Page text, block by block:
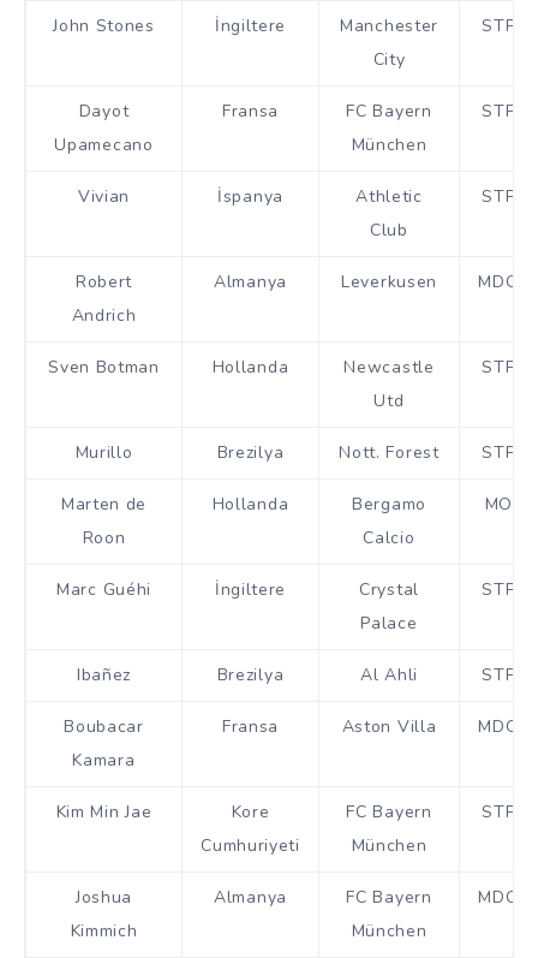
John Stones İngiltere
Manchester
City
STP
Dayot
Upamecano
Fransa
FC Bayern
München
STP
Vivian İspanya
Athletic
Club
STP
Robert
Andrich
Almanya Leverkusen MDO
Sven Botman Hollanda
Newcastle
Utd
STP
Murillo Brezilya Nott. Forest STP
Marten de
Roon
Hollanda
Bergamo
Calcio
MO
Marc Guéhi İngiltere
Crystal
Palace
STP
Ibañez Brezilya Al Ahli STP
Boubacar
Kamara
Fransa Aston Villa MDO
Kim Min Jae
Kore
Cumhuriyeti
FC Bayern
München
STP
Joshua
Kimmich
Almanya
FC Bayern
München
MDO